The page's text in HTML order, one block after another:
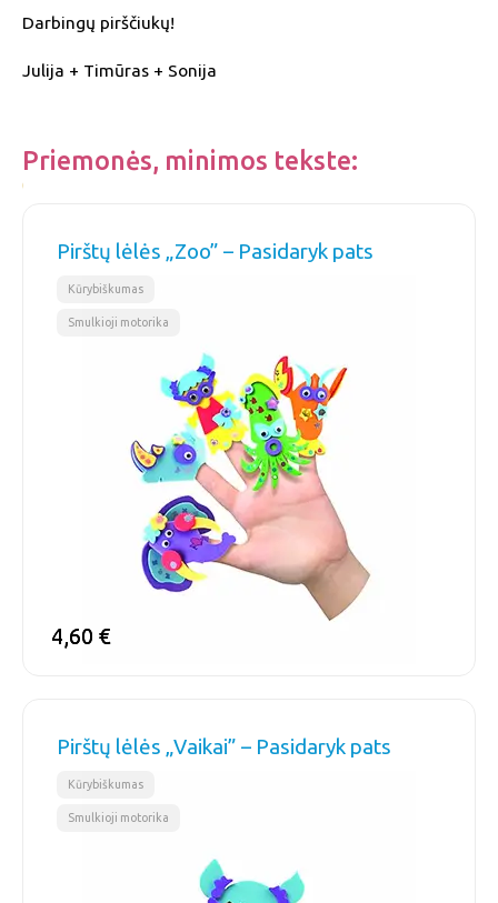
Darbingų pirščiukų!
Julija + Timūras + Sonija
Priemonės, minimos tekste:
Pirštų lėlės „Zoo” – Pasidaryk pats
Kūrybiškumas
Smulkioji motorika
4,60 €
4,60 €
Pirštų lėlės „Vaikai” – Pasidaryk pats
Kūrybiškumas
Smulkioji motorika